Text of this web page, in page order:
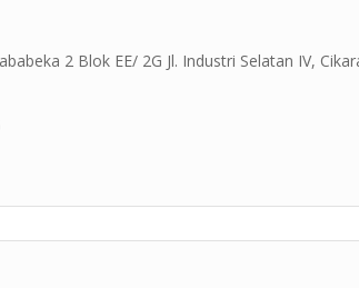
2 Blok EE/ 2G Jl. Industri Selatan IV,